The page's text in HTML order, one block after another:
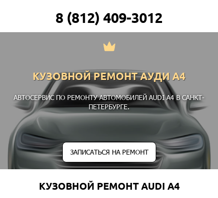
8 (812) 409-3012
КУЗОВНОЙ РЕМОНТ АУДИ А4
АВТОСЕРВИС ПО РЕМОНТУ АВТОМОБИЛЕЙ AUDI A4 В САНКТ-
ПЕТЕРБУРГЕ.
ЗАПИСАТЬСЯ НА РЕМОНТ
КУЗОВНОЙ РЕМОНТ AUDI A4